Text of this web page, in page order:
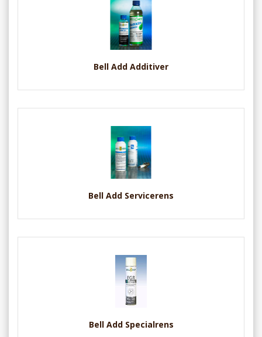
Bell Add Additiver
Bell Add Servicerens
Bell Add Specialrens